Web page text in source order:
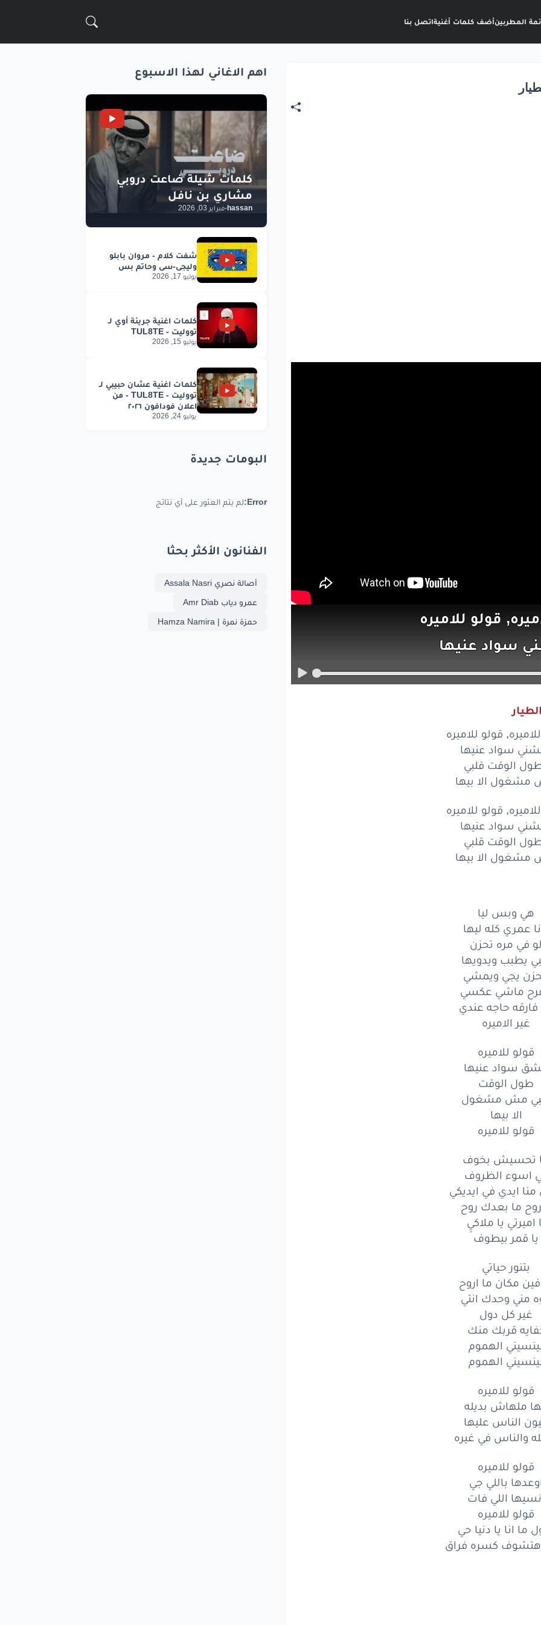
المطربينأضف كلمات أغنيةاتصل بنا
قولو للاميره
سوادعنيها
الوقتقلبي
سوادعنيها
الوقت قلبي
مشغول الا بيها
وبسليا
عمريكلهليها
يطببويدويها
يجيويمشي
ماشيعكسي
حاجهعندي
غيرالاميره
قولو
للاميره
سوادعنيها
الوقت
مشمشغول
للاميره
تحسيشبخوف
اسوءالظروف
ما بعدكروح
ياملاكيِ
قمربيطوف
حياتي
مكانما
منيوحدكانتي
كلدول
قربكمنك
الهموم
الهموم
للاميره
قولو للاميره
سواد عنيها
الوقت قلبي
الا بيها
قولو للاميره
سواد عنيها
الوقت قلبي
الا بيها
هي وبس ليا
عمري كله ليها
لو في مره تحزن
يطبب ويدويها
يجي ويمشي
ماشي عكسي
فارقه حاجه عندي
غير الاميره
قولو للاميره
سواد عنيها
طول الوقت
مش مشغول
الا بيها
قولو للاميره
تحسيش بخوف
اسوء الظروف
ايدي في ايديكي
روح ما بعدك روح
اميرتي يا ملاكيِ
يا قمر بيطوف
بتنور حياتي
فين مكان ما اروح
مني وحدك انتي
غير كل دول
قربك منك
الهموم
الهموم
قولو للاميره
ملهاش بديله
الناس عليها
والناس في غيره
قولو للاميره
اوعدها باللي جي
اللي فات
قولو للاميره
ما انا يا دنيا حي
كسره فراق
اهم الاغاني لهذا الاسبوع
hassan
-فبراير 03, 2026
يوليو 17, 2026
يوليو 15, 2026
يوليو 24, 2026
البومات جديدة
Error: لم يتم العثور على أي نتائج
الفنانون الأكثر بحثا
أصالة نصري Assala Nasri
عمرو دياب Amr Diab
حمزة نمرة | Hamza Namira